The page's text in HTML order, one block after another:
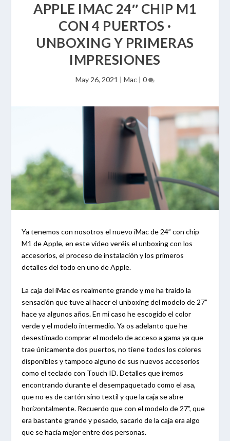
APPLE IMAC 24″ CHIP M1
CON 4 PUERTOS ·
UNBOXING Y PRIMERAS
IMPRESIONES
May 26, 2021 | Mac | 0
Ya tenemos con nosotros el nuevo iMac de 24” con chip
M1 de Apple, en este video veréis el unboxing con los
accesorios, el proceso de instalación y los primeros
detalles del todo en uno de Apple.
La caja del iMac es realmente grande y me ha traído la
sensación que tuve al hacer el unboxing del modelo de 27”
hace ya algunos años. En mi caso he escogido el color
verde y el modelo intermedio. Ya os adelanto que he
desestimado comprar el modelo de acceso a gama ya que
trae únicamente dos puertos, no tiene todos los colores
disponibles y tampoco alguno de sus nuevos accesorios
como el teclado con Touch ID. Detalles que iremos
encontrando durante el desempaquetado como el asa,
que no es de cartón sino textil y que la caja se abre
horizontalmente. Recuerdo que con el modelo de 27”, que
era bastante grande y pesado, sacarlo de la caja era algo
que se hacía mejor entre dos personas.